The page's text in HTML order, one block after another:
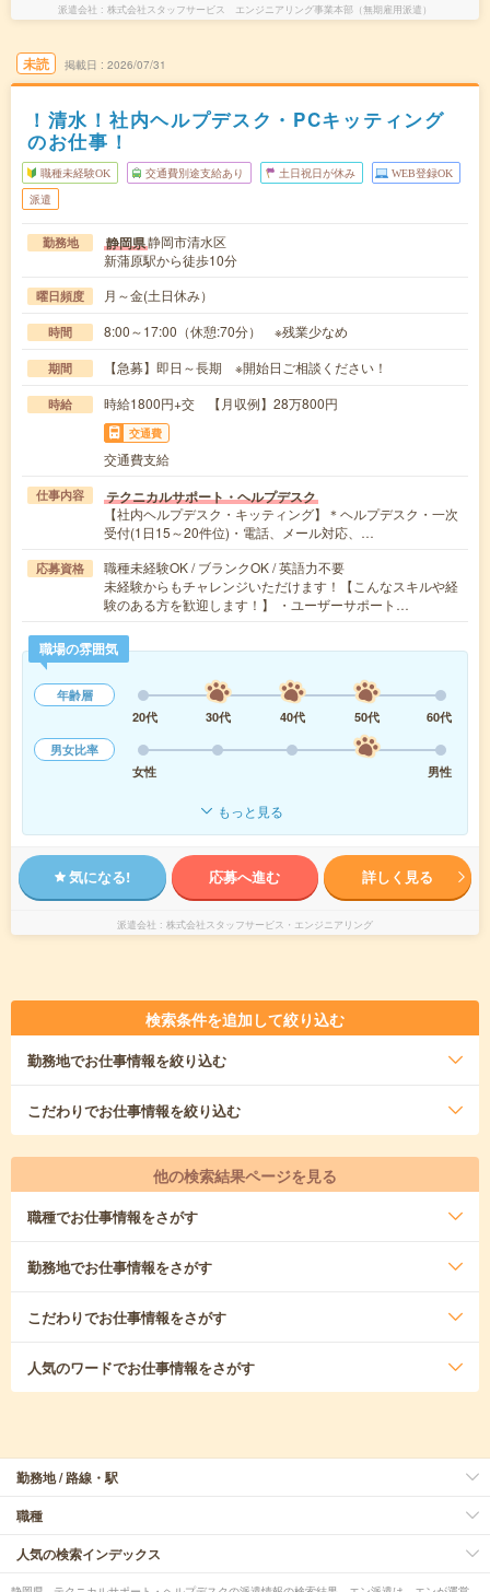
派遣会社 株式会社スタッフサービス エンジニアリング事業本部（無期雇用派遣）
未読 掲載日 2026/07/31
！清水！社内ヘルプデスク・PCキッティング
のお仕事！
職種未経験OK 交通費別途支給あり 土日祝日が休み WEB登録OK
派遣
勤務地 静岡県静岡市清水区
新蒲原駅から徒歩10分
曜日頻度 月～金(土日休み）
時間 8:00～17:00（休憩:70分） ※残業少なめ
期間 【急募】即日～長期 ※開始日ご相談ください！
時給 時給1800円+交 【月収例】28万800円
交通費
交通費支給
仕事内容 テクニカルサポート・ヘルプデスク
【社内ヘルプデスク・キッティング】＊ヘルプデスク・一次
受付(1日15～20件位)・電話、メール対応、…
応募資格
職種未経験OK / ブランクOK / 英語力不要
未経験からもチャレンジいただけます！【こんなスキルや経
験のある方を歓迎します！】 ・ユーザーサポート…
職場の雰囲気
年齢層
20代
30代 40代 50代
60代
男女比率
女性
男性
もっと見る
気になる! 応募へ進む 詳しく見る
派遣会社 株式会社スタッフサービス・エンジニアリング
検索条件を追加して絞り込む
勤務地でお仕事情報を絞り込む
こだわりでお仕事情報を絞り込む
他の検索結果ページを見る
職種でお仕事情報をさがす
勤務地でお仕事情報をさがす
こだわりでお仕事情報をさがす
人気のワードでお仕事情報をさがす
勤務地 / 路線・駅
職種
人気の検索インデックス